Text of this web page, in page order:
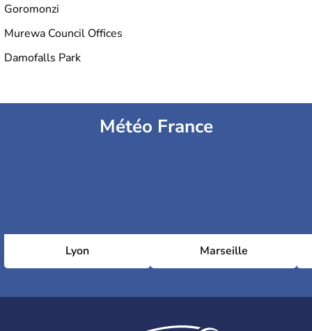
Goromonzi
Murewa Council Offices
Damofalls Park
Météo France
Lyon Marseille